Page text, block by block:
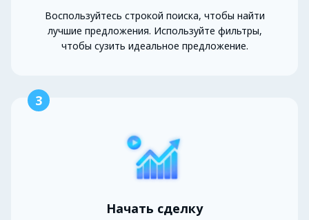
Воспользуйтесь строкой поиска, чтобы найти
лучшие предложения. Используйте фильтры,
чтобы сузить идеальное предложение.
3
Начать сделку